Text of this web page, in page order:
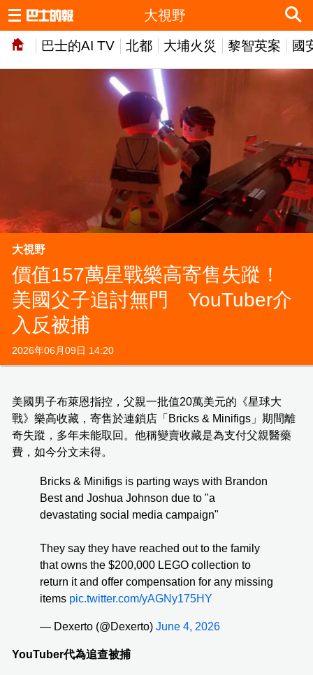
巴士的AI TV 北都 大埔火災 黎智英案 國
大視野
大視野
價值157萬星戰樂高寄售失蹤！
美國父子追討無門 YouTuber介
入反被捕
2026年06月09日 14:20
美國男子布萊恩指控，父親一批值20萬美元的《星球大
戰》樂高收藏，寄售於連鎖店「Bricks & Minifigs」期間離
奇失蹤，多年未能取回。他稱變賣收藏是為支付父親醫藥
費，如今分文未得。
Bricks & Minifigs is parting ways with Brandon
Best and Joshua Johnson due to "a
devastating social media campaign"
They say they have reached out to the family
that owns the $200,000 LEGO collection to
return it and offer compensation for any missing
items pic.twitter.com/yAGNy175HY
— Dexerto (@Dexerto) June 4, 2026
YouTuber代為追查被捕